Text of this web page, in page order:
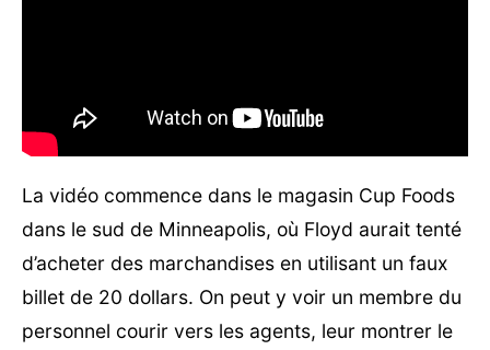
La vidéo commence dans le magasin Cup Foods
dans le sud de Minneapolis, où Floyd aurait tenté
d’acheter des marchandises en utilisant un faux
billet de 20 dollars. On peut y voir un membre du
personnel courir vers les agents, leur montrer le